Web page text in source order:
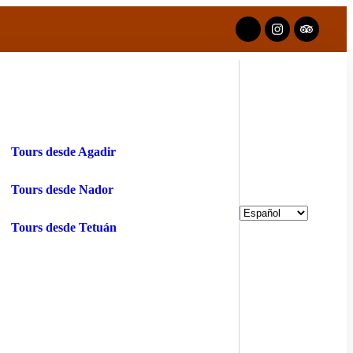
Tours desde Agadir
Tours desde Nador
Tours desde Tetuán